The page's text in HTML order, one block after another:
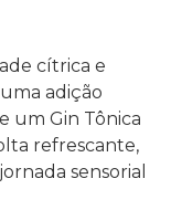
cítrica e
adição
um Gin Tônica
refrescante,
sensorial